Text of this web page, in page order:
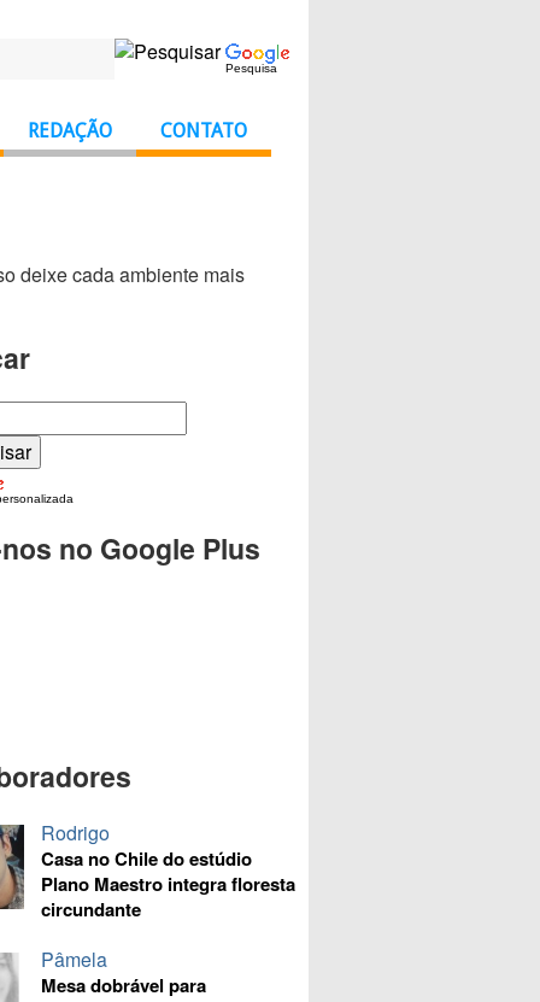
Pesquisa
REDAÇÃO CONTATO
deixe cada ambiente mais
no Google Plus
Rodrigo
Casa no Chile do estúdio
Plano Maestro integra floresta
circundante
Pâmela
Mesa dobrável para